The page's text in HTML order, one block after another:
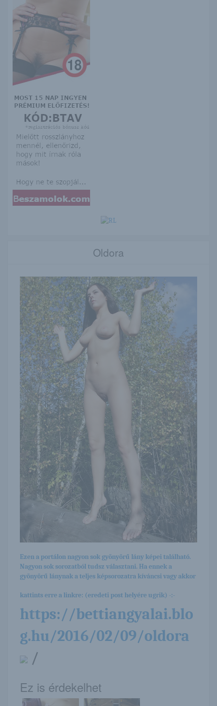
Oldora
Ezen a portálon nagyon sok gyönyörű lány képei található.
Nagyon sok sorozatból tudsz választani. Ha ennek a
gyönyörű lánynak a teljes képsorozatra kíváncsi vagy akkor
kattints erre a linkre: (eredeti post helyére ugrik) -:-
https://bettiangyalai.blo
g.hu/2016/02/09/oldora
/
Ez is érdekelhet